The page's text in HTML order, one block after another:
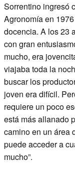
Sorrentino ingresó
Agronomía en
docencia. A los 23
con gran
mucho, era
viajaba toda la
buscar los
joven era difícil.
requiere un poco
está más allanado
camino en un área
puede acceder a
mucho”.